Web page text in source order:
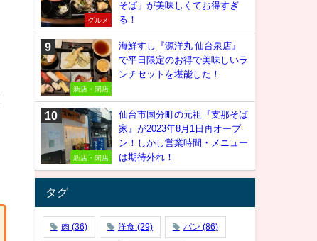
グルメ
そば」が美味しくてお得すぎ
る！
新店・閉店
海鮮すし『源洋丸 仙台泉店』
で平日限定のお得で美味しいラ
ンチセットを堪能した！
新店・閉店
仙台市国分町の元祖『支那そば
家』が2023年8月1日再オープ
ン！しかし営業時間・メニュー
は期待外れ！
タグ
肉 (36) 洋食(29) パン (86)